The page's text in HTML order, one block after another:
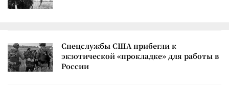
Спецслужбы США прибегли к
экзотической «прокладке» для работы в
России